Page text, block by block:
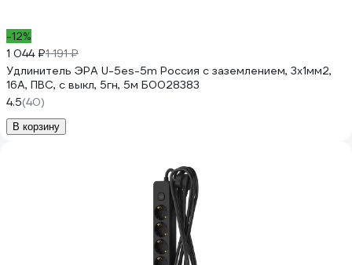
-12%
1 044 ₽1 191 ₽
Удлинитель ЭРА U-5es-5m Россия с заземлением, 3x1мм2,
16A, ПВС, с выкл, 5гн, 5м Б0028383
4.5(40)
В корзину